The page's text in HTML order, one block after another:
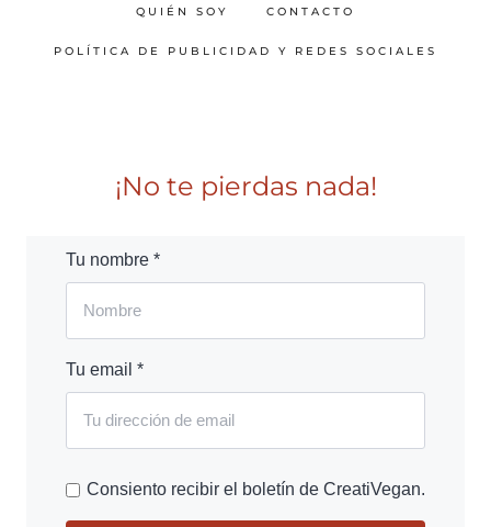
QUIÉN SOY CONTACTO
POLÍTICA DE PUBLICIDAD Y REDES SOCIALES
¡No te pierdas nada!
Tu nombre *
Tu email *
Consiento recibir el boletín de CreatiVegan.